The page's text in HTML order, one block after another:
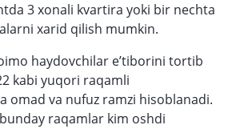
3 xonali kvartira yoki bir nechta
xarid qilish mumkin.
haydovchilar e’tiborini tortib
kabi yuqori raqamli
omad va nufuz ramzi hisoblanadi.
raqamlar kim oshdi